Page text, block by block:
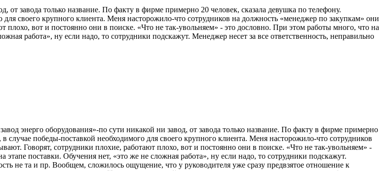
от завода только название. По факту в фирме примерно 20 человек, сказала девушка по телефону.
своего крупного клиента. Меня насторожило-что сотрудников на должность «менеджер по закупкам» они
вот и постоянно они в поиске. «Что не так-увольняем» - это дословно. При этом работы много, что на
работа», ну если надо, то сотрудники подскажут. Менеджер несет за все ответственность, неправильно
энерго оборудования»-по сути никакой ни завод, от завода только название. По факту в фирме примерно
случае победы-поставкой необходимого для своего крупного клиента. Меня насторожило-что сотрудников
Говорят, сотрудники плохие, работают плохо, вот и постоянно они в поиске. «Что не так-увольняем» -
поставки. Обучения нет, «это же не сложная работа», ну если надо, то сотрудники подскажут.
не та и пр. Вообщем, сложилось ощущение, что у руководителя уже сразу предвзятое отношение к